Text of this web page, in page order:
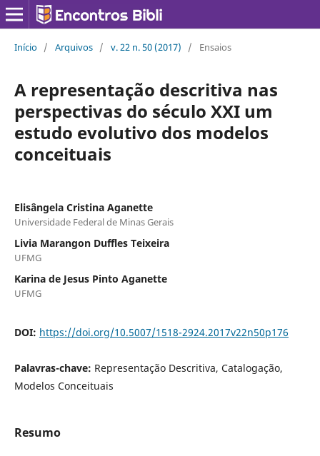
Início / Arquivos / v. 22 n. 50 (2017) / Ensaios
A representação descritiva nas
perspectivas do século XXI um
estudo evolutivo dos modelos
conceituais
Elisângela Cristina Aganette
Universidade Federal de Minas Gerais
Livia Marangon Duffles Teixeira
UFMG
Karina de Jesus Pinto Aganette
UFMG
DOI: https://doi.org/10.5007/1518-2924.2017v22n50p176
Palavras-chave: Representação Descritiva, Catalogação,
Modelos Conceituais
Resumo